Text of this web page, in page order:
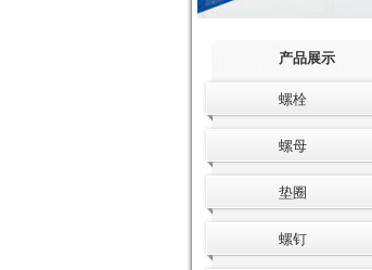
产品展示
螺栓
螺母
垫圈
螺钉